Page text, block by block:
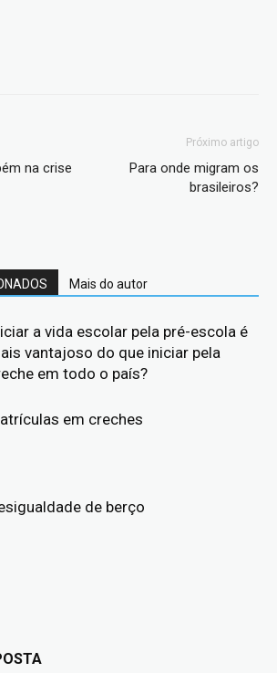
na crise
Próximo artigo
Para onde migram os
brasileiros?
Mais do autor
a vida escolar pela pré-escola é
vantajoso do que iniciar pela
em todo o país?
em creches
de berço